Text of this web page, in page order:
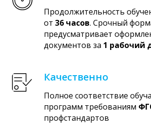
Продолжительность
от 36 часов. Срочный
предусматривает
документов за 1 рабочий
Качественно
Полное соответствие
программ требованиям
профстандартов